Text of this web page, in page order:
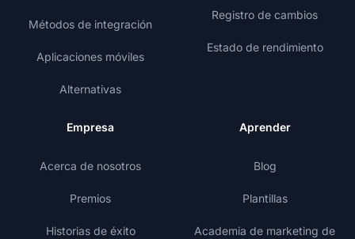
Métodos de integración
Aplicaciones móviles
Alternativas
Registro de cambios
Estado de rendimiento
Empresa
Acerca de nosotros
Premios
Historias de éxito
Aprender
Blog
Plantillas
Academia de marketing de